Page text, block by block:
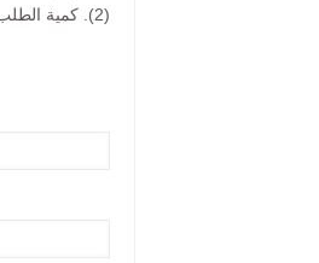
(2). كمية الطلب: حدد عدد الوحدات التي ترغب في شرائها.